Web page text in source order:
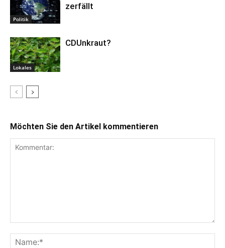
Politik
zerfällt
Lokales
CDUnkraut?
Möchten Sie den Artikel kommentieren